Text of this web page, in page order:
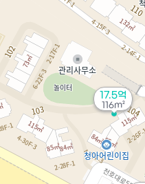
17.5억
116m²